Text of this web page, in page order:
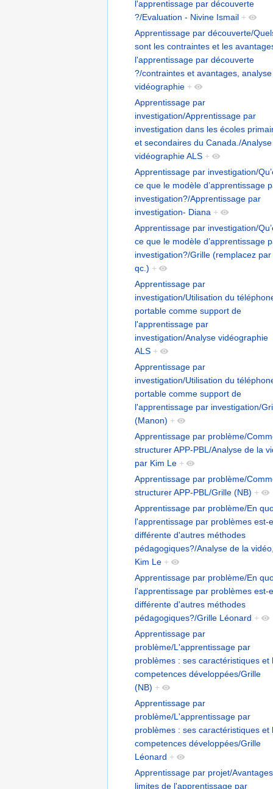
l'apprentissage par découverte
?/Evaluation - Nivine Ismail +
Apprentissage par découverte/
sont les contraintes et les
l'apprentissage par découverte
?/contraintes et avantages, analyse
vidéographie +
Apprentissage par
investigation/Apprentissage par
investigation dans les écoles
et secondaires du Canada./Analyse
vidéographie ALS +
Apprentissage par investigation/
ce que le modèle d’apprentissage
investigation?/Apprentissage par
investigation- Diana +
Apprentissage par investigation/
ce que le modèle d’apprentissage
investigation?/Grille (remplacez par
qc.) +
Apprentissage par
investigation/Utilisation du
portable comme support de
l'apprentissage par
investigation/Analyse vidéographie
ALS +
Apprentissage par
investigation/Utilisation du
portable comme support de
l'apprentissage par investigation/
(Manon) +
Apprentissage par problème/
structurer APP-PBL/Analyse de la
par Kim Le +
Apprentissage par problème/
structurer APP-PBL/Grille (NB) +
Apprentissage par problème/En
l'apprentissage par problèmes est-
différente d'autres méthodes
pédagogiques?/Analyse de la
Kim Le +
Apprentissage par problème/En
l'apprentissage par problèmes est-
différente d'autres méthodes
pédagogiques?/Grille Léonard +
Apprentissage par
problème/L'apprentissage par
problèmes : ses caractéristiques et
competences développées/Grille
(NB) +
Apprentissage par
problème/L'apprentissage par
problèmes : ses caractéristiques et
competences développées/Grille
Léonard +
Apprentissage par projet/
limites de l'apprentissage par